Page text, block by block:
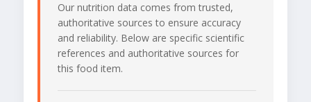
Our nutrition data comes from trusted,
authoritative sources to ensure accuracy
and reliability. Below are specific scientific
references and authoritative sources for
this food item.